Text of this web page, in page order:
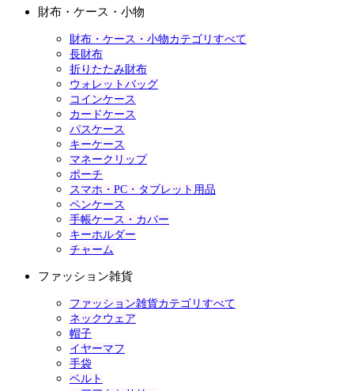
財布・ケース・小物
財布・ケース・小物カテゴリすべて
長財布
折りたたみ財布
ウォレットバッグ
コインケース
カードケース
パスケース
キーケース
マネークリップ
ポーチ
スマホ・PC・タブレット用品
ペンケース
手帳ケース・カバー
キーホルダー
チャーム
ファッション雑貨
ファッション雑貨カテゴリすべて
ネックウェア
帽子
イヤーマフ
手袋
ベルト